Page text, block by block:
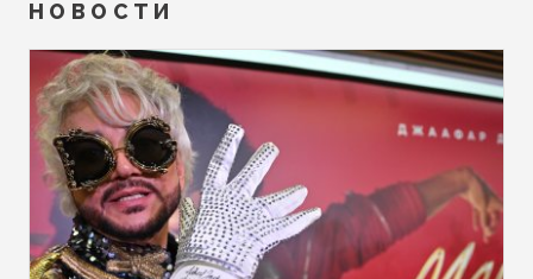
НОВОСТИ